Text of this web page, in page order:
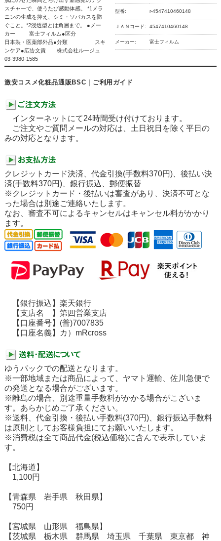
スチャーで、使うたび感動体感。 *1メラ
ニンの生成を抑え、シミ・ソバカスを防
ぐこと。*2浸透型とは角層まで。 ●メー
カー 富士フィルム●区分
日本製・医薬部外品●分類 スキ
ンケア●広告文責 株式会社ルージュ
03-3980-1585
型番: r-4547410460148
ＪＡＮコード: 4547410460148
メーカー: 富士フィルム
激安コスメ化粧品通販BSC｜ご利用ガイド
インターネットにて24時間受け付けております。
ご注文やご質問メールの対応は、土日祝日を除く平日の
みの対応となります。
クレジットカード決済、代金引換(手数料370円)、後払い決
済(手数料370円)、銀行振込、郵便振替
※クレジットカード・後払いは審査があり、決済不可とな
った場合は別途ご連絡いたします。
なお、審査不可によるキャンセルはキャンセル料がかかり
ます。
【銀行振込】楽天銀行
【支店名 】第四営業支店
【口座番号】(普)7007835
【口座名義】カ）mRcross
ゆうパックでの配送となります。
※一部地域または商品によって、ヤマト運輸、佐川急便で
の発送となる場合がございます。
※離島の場合、別途重量手数料がかかる場合がこざいま
す。あらかじめご了承ください。
※送料、代金引換・後払い手数料(370円)、銀行振込手数料
は原則としてお客様負担にてお願いいたします。
※消費税は全て商品代金(税込価格)に含んで表示していま
す。
【北海道】
1,100円
【青森県 岩手県 秋田県】
750円
【宮城県 山形県 福島県】
【茨城県 栃木県 群馬県 埼玉県 千葉県 東京都 神